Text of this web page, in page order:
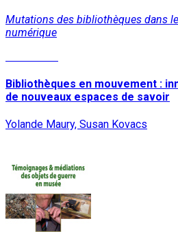
Mutations des bibliothèques dans
numérique
Bibliothèques en mouvement :
de nouveaux espaces de savoir
Yolande Maury, Susan Kovacs